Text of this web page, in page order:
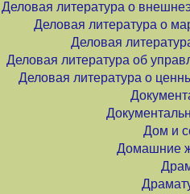
Деловая литература о
Деловая литература о
Деловая
Деловая литература об
Деловая литература о
Дом и
Домашние